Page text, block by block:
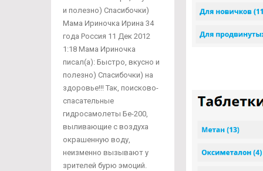
и полезно) Спасибочки)
Мама Ириночка Ирина 34
года Россия 11 Дек 2012
1:18 Мама Ириночка
писал(а): Быстро, вкусно и
полезно) Спасибочки) на
здоровье!!! Так, поисково-
спасательные
гидросамолеты Бе-200,
выливающие с воздуха
окрашенную воду,
неизменно вызывают у
зрителей бурю эмоций.